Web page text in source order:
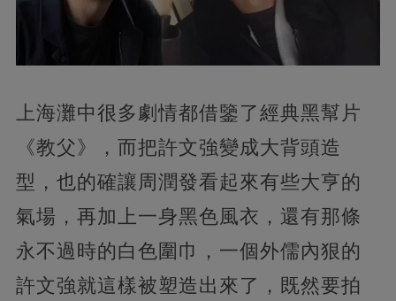
上海灘中很多劇情都借鑒了經典黑幫片
《教父》，而把許文強變成大背頭造
型，也的確讓周潤發看起來有些大亨的
氣場，再加上一身黑色風衣，還有那條
永不過時的白色圍巾，一個外儒內狠的
許文強就這樣被塑造出來了，既然要拍